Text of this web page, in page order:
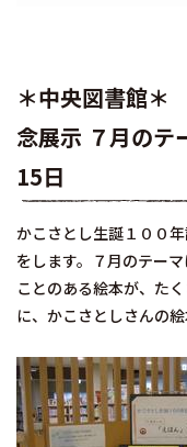
＊中央図書館＊
念展示 ７月のテ
15日
かこさとし生誕１００
をします。７月のテー
ことのある絵本が、た
に、かこさとしさんの